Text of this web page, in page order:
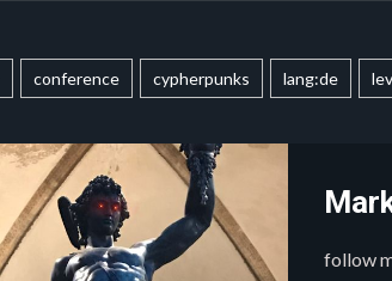
conference cypherpunks lang:de
follow